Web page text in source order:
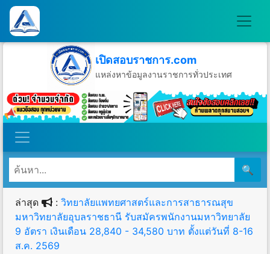
เปิดสอบราชการ.com
แหล่งหาข้อมูลงานราชการทั่วประเทศ
วันเสาร์ที่ 8 เดือนสิงหาคม พ.ศ.2569
🔍
ล่าสุด : วิทยาลัยแพทยศาสตร์และการสาธารณสุข
มหาวิทยาลัยอุบลราชธานี รับสมัครพนักงานมหาวิทยาลัย
9 อัตรา เงินเดือน 28,840 - 34,580 บาท ตั้งแต่วันที่ 8-16
ส.ค. 2569